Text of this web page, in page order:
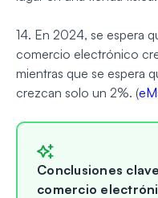
14. En 2024, se espera
comercio electrónico
mientras que se espera
crezcan solo un 2%. (
Conclusiones
comercio